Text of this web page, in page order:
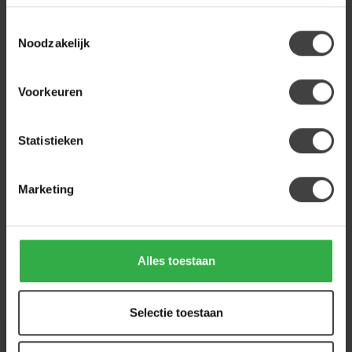
Noodzakelijk
Voorkeuren
Statistieken
Marketing
Alles toestaan
Selectie toestaan
LABEL51
Label51 Eetkamerstoel Esma -
Op voorraad
Of heb je hulp nodig bij de bestelling? Neem
gerust contact op met onze klantenservice
+31 224 850
Recent bekeken